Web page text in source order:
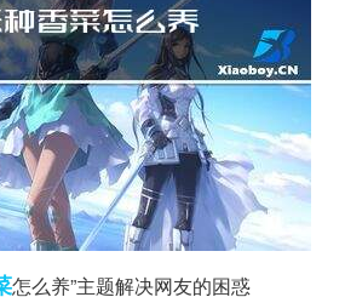
怎么养”主题解决网友的困惑